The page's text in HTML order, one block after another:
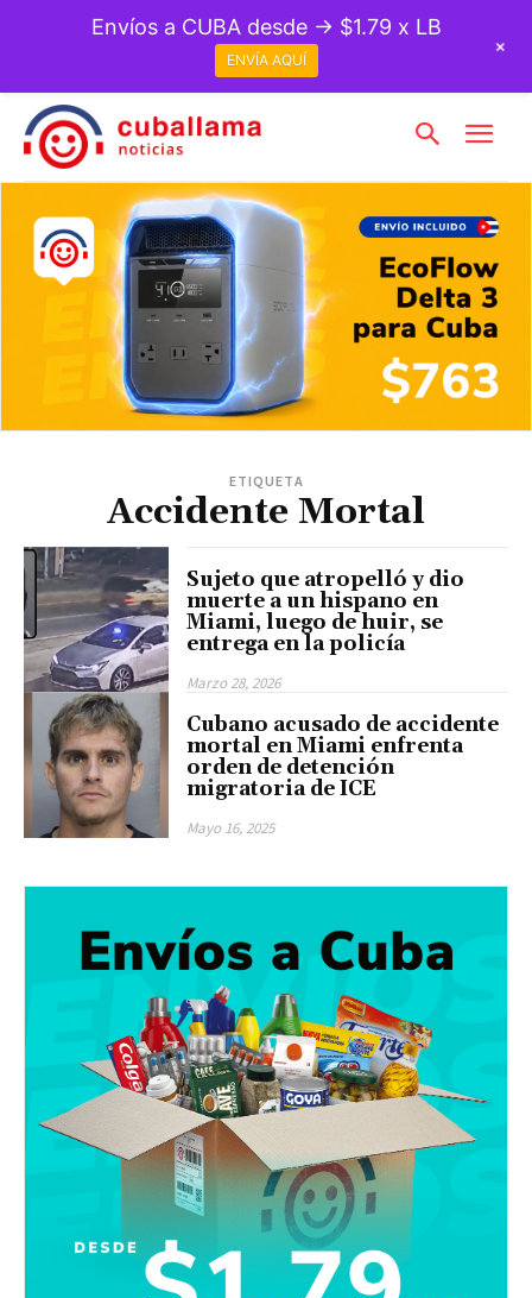
ETIQUETA
Accidente Mortal
Sujeto que atropelló y dio
muerte a un hispano en
Miami, luego de huir, se
entrega en la policía
Marzo 28, 2026
Cubano acusado de accidente
mortal en Miami enfrenta
orden de detención
migratoria de ICE
Mayo 16, 2025
Envíos a CUBA desde → $1.79 x LB
ENVÍA AQUÍ
+